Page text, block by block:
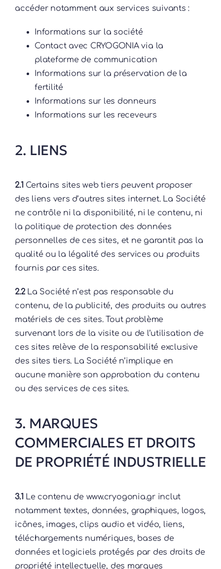
accéder notamment aux services suivants :
Informations sur la société
Contact avec CRYOGONIA via la
plateforme de communication
Informations sur la préservation de la
fertilité
Informations sur les donneurs
Informations sur les receveurs
2. LIENS
2.1 Certains sites web tiers peuvent proposer
des liens vers d’autres sites internet. La Société
ne contrôle ni la disponibilité, ni le contenu, ni
la politique de protection des données
personnelles de ces sites, et ne garantit pas la
qualité ou la légalité des services ou produits
fournis par ces sites.
2.2La Société n’est pas responsable du
contenu, de la publicité, des produits ou autres
matériels de ces sites. Tout problème
survenant lors de la visite ou de l’utilisation de
ces sites relève de la responsabilité exclusive
des sites tiers. La Société n’implique en
aucune manière son approbation du contenu
ou des services de ces sites.
3. MARQUES
COMMERCIALES ET DROITS
DE PROPRIÉTÉ INDUSTRIELLE
3.1 Le contenu de www.cryogonia.gr inclut
notamment textes, données, graphiques, logos,
icônes, images, clips audio et vidéo, liens,
téléchargements numériques, bases de
données et logiciels protégés par des droits de
propriété intellectuelle, des marques